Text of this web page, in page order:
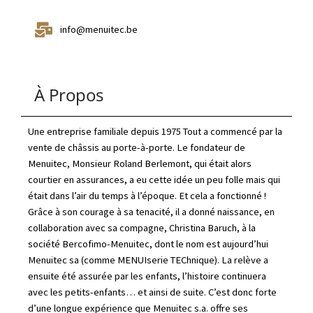
info@menuitec.be
À Propos
Une entreprise familiale depuis 1975 Tout a commencé par la
vente de châssis au porte-à-porte. Le fondateur de
Menuitec, Monsieur Roland Berlemont, qui était alors
courtier en assurances, a eu cette idée un peu folle mais qui
était dans l’air du temps à l’époque. Et cela a fonctionné !
Grâce à son courage à sa tenacité, il a donné naissance, en
collaboration avec sa compagne, Christina Baruch, à la
société Bercofimo-Menuitec, dont le nom est aujourd’hui
Menuitec sa (comme MENUIserie TEChnique). La relève a
ensuite été assurée par les enfants, l’histoire continuera
avec les petits-enfants… et ainsi de suite. C’est donc forte
d’une longue expérience que Menuitec s.a. offre ses